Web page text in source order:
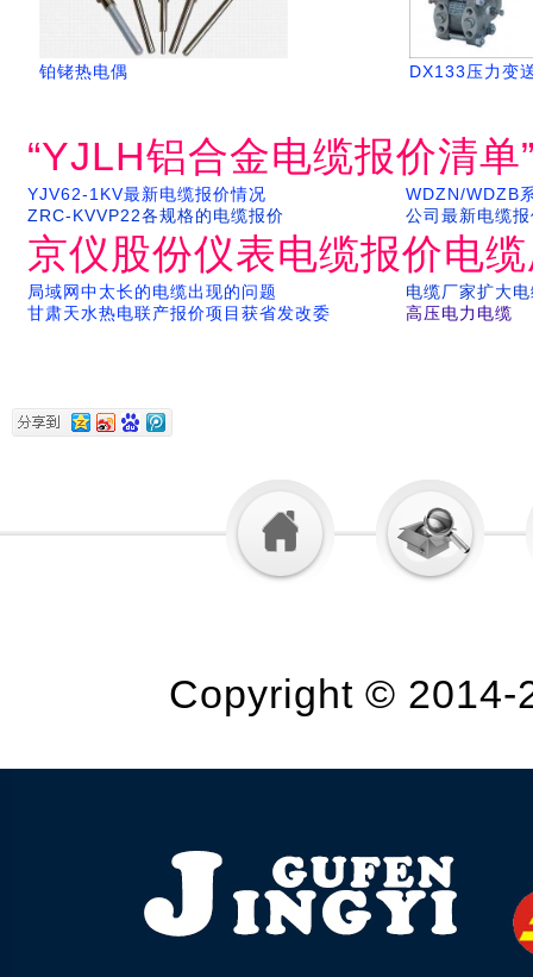
铂铑热电偶 DX133压力变
“YJLH铝合金电缆报价清
YJV62-1KV最新电缆报价情况
WDZN/WDZB
ZRC-KVVP22各规格的电缆报价
公司最新电缆
京仪股份仪表电缆报价电
局域网中太长的电缆出现的问题
电缆厂家扩大
甘肃天水热电联产报价项目获省发改委
高压电力电缆
Copyright ©